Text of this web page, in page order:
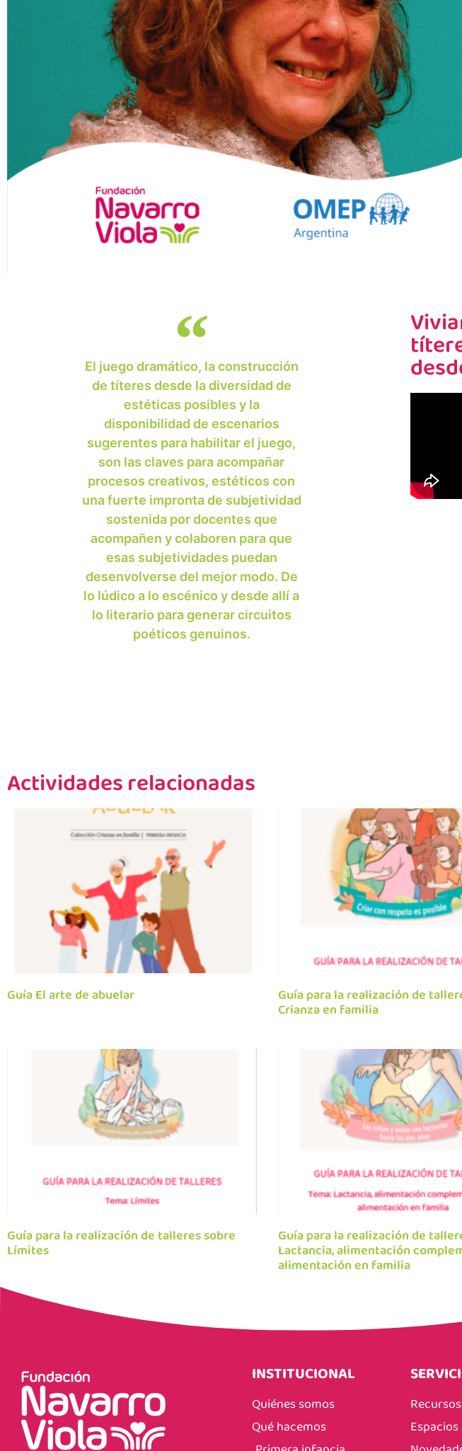
El juego dramático, la construcción
de títeres desde la diversidad de
estéticas posibles y la
disponibilidad de escenarios
sugerentes para habilitar el juego,
son las claves para acompañar
procesos creativos, estéticos con
una fuerte impronta de subjetividad
sostenida por docentes que
acompañen y colaboren para que
esas subjetividades puedan
desenvolverse del mejor modo. De
lo lúdico a lo escénico y desde allí a
lo literario para generar circuitos
poéticos genuinos.
Actividades relacionadas
Guía El arte de abuelar
Guía para la realización de
Crianza en familia
Guía para la realización de talleres sobre
Límites
Guía para la realización de
Lactancia, alimentación
alimentación en familia
INSTITUCIONAL
Quiénes somos
Qué hacemos
Recursos
Espacios